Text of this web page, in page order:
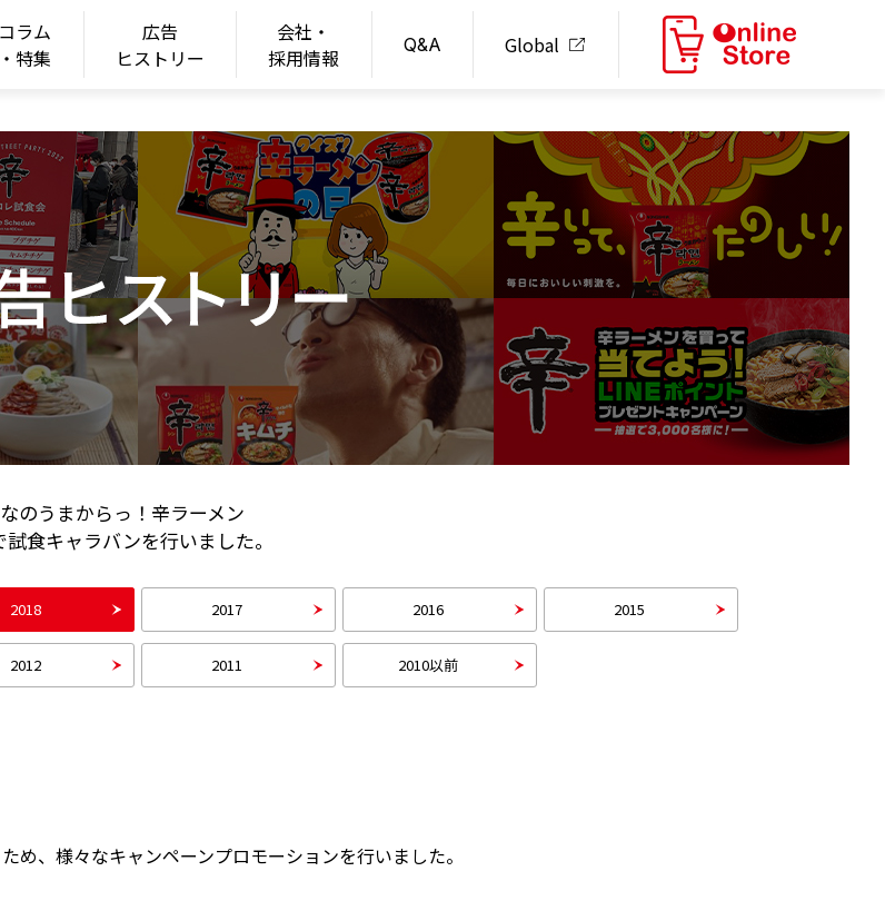
コラム
・特集
広告
ヒストリー
会社・
採用情報
Q&A Global
のうまからっ！辛ラーメン
食キャラバンを行いました。
2018 2017 2016 2015
2012 2011 2010以前
、様々なキャンペーンプロモーションを行いました。